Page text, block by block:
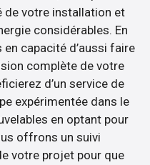
votre installation et
considérables. En
capacité d’aussi faire
complète de votre
d’un service de
expérimentée dans le
en optant pour
offrons un suivi
votre projet pour que